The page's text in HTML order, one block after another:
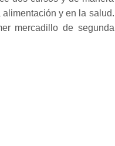
y en la salud.
mercadillo de segunda